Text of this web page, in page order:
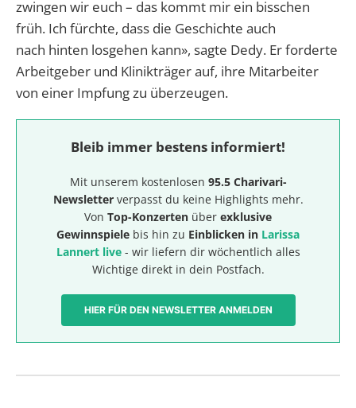
zwingen wir euch – das kommt mir ein bisschen
früh. Ich fürchte, dass die Geschichte auch
nach hinten losgehen kann», sagte Dedy. Er forderte
Arbeitgeber und Klinikträger auf, ihre Mitarbeiter
von einer Impfung zu überzeugen.
Bleib immer bestens informiert!
Mit unserem kostenlosen 95.5 Charivari-
Newsletterverpasst du keine Highlights mehr.
Von Top-Konzerten über exklusive
Gewinnspiele bis hin zu Einblicken in Larissa
Lannert live- wir liefern dir wöchentlich alles
Wichtige direkt in dein Postfach.
HIER FÜR DEN NEWSLETTER ANMELDEN